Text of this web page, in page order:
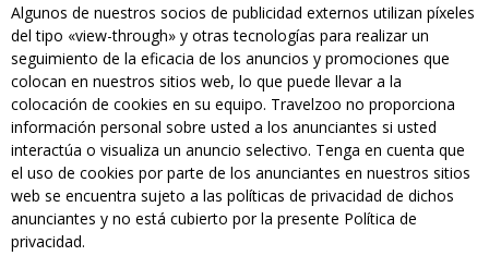
Algunos de nuestros socios de publicidad externos utilizan píxeles
del tipo «view-through» y otras tecnologías para realizar un
seguimiento de la eficacia de los anuncios y promociones que
colocan en nuestros sitios web, lo que puede llevar a la
colocación de cookies en su equipo. Travelzoo no proporciona
información personal sobre usted a los anunciantes si usted
interactúa o visualiza un anuncio selectivo. Tenga en cuenta que
el uso de cookies por parte de los anunciantes en nuestros sitios
web se encuentra sujeto a las políticas de privacidad de dichos
anunciantes y no está cubierto por la presente Política de
privacidad.